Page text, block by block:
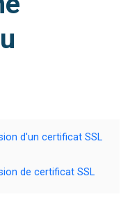
d'un certificat SSL
de certificat SSL